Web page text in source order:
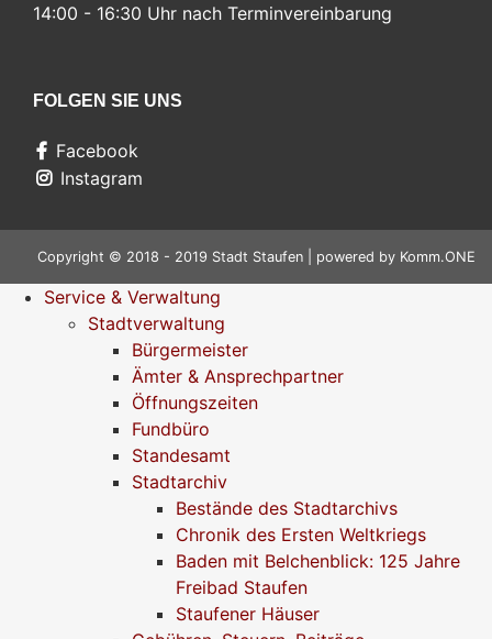
14:00 - 16:30 Uhr nach Terminvereinbarung
FOLGEN SIE UNS
Facebook
Instagram
Copyright © 2018 - 2019 Stadt Staufen | powered by Komm.ONE
Service & Verwaltung
Stadtverwaltung
Bürgermeister
Ämter & Ansprechpartner
Öffnungszeiten
Fundbüro
Standesamt
Stadtarchiv
Bestände des Stadtarchivs
Chronik des Ersten Weltkriegs
Baden mit Belchenblick: 125 Jahre
Freibad Staufen
Staufener Häuser